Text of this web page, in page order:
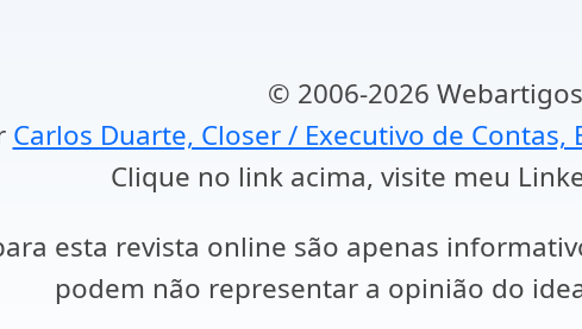
© 2006-2026
Carlos Duarte, Closer / Executivo de Contas,
Clique no link acima, visite meu
esta revista online são apenas
podem não representar a opinião do